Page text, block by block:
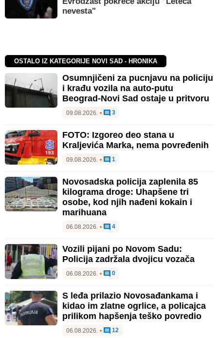
nevesta"
OSTALO IZ KATEGORIJE NOVI SAD - HRONIKA
Osumnjičeni za pucnjavu na policiju
i krađu vozila na auto-putu
Beograd-Novi Sad ostaje u pritvoru
09.08.2026. • 3
FOTO: Izgoreo deo stana u
Kraljevića Marka, nema povređenih
09.08.2026. • 1
Novosadska policija zaplenila 85
kilograma droge: Uhapšene tri
osobe, kod njih nađeni kokain i
marihuana
06.08.2026. • 4
Vozili pijani po Novom Sadu:
Policija zadržala dvojicu vozača
06.08.2026. • 0
S leđa prilazio Novosađankama i
kidao im zlatne ogrlice, a policajca
prilikom hapšenja teško povredio
06.08.2026. • 12